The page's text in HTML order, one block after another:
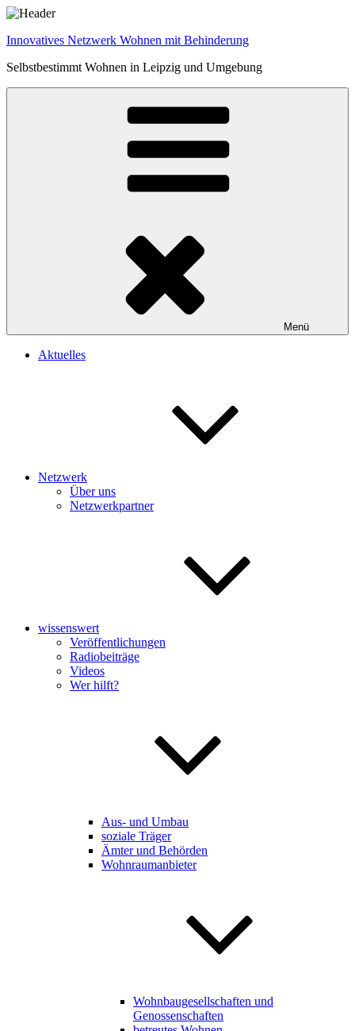
Zum
springen
Innovatives Netzwerk Wohnen mit Behinderung
Selbstbestimmt Wohnen in Leipzig und Umgebung
Menü
Aktuelles
Netzwerk
Über uns
Netzwerkpartner
wissenswert
Veröffentlichungen
Radiobeiträge
Videos
Wer hilft?
Aus- und Umbau
soziale Träger
Ämter und Behörden
Wohnraumanbieter
Wohnbaugesellschaften und
Genossenschaften